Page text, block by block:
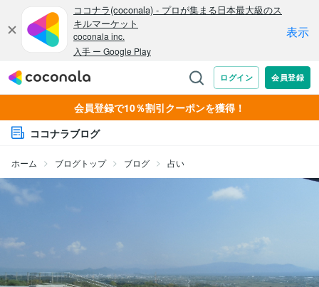
会員登録で10％割引クーポンを獲得！
ココナラブログ
ホーム ブログトップ ブログ 占い